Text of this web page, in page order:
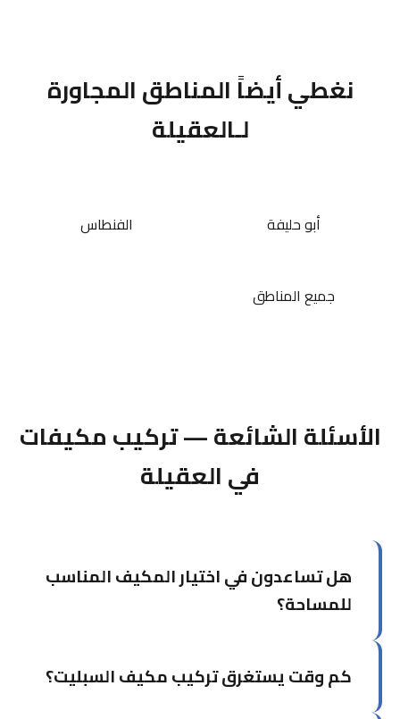
نغطي أيضاً المناطق المجاورة
لـالعقيلة
أبو حليفة الفنطاس
جميع المناطق
الأسئلة الشائعة — تركيب مكيفات
في العقيلة
هل تساعدون في اختيار المكيف المناسب
للمساحة؟
بناءً على مساحة الغرفة والعوامل البيئية ونوصيك
كم وقت يستغرق تركيب مكيف السبليت؟